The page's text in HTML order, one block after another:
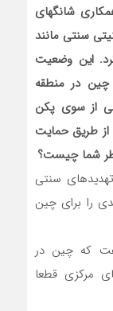
همکاری شانگهای
سنتی مانند
این وضعیت
چین در منطقه
از سوی پکن
از طریق حمایت
نظر شما چیست؟
سنتی
را برای چین
که چین در
مرکزی قطعا